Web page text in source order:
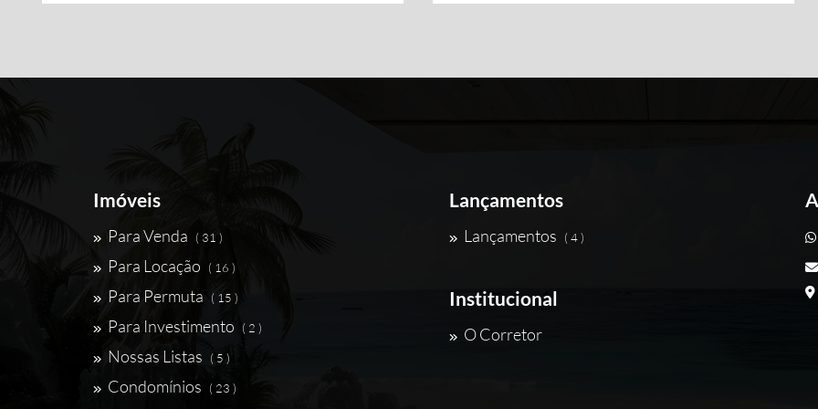
Imóveis
Para Venda ( 31 )
Para Locação ( 16 )
Para Permuta ( 15 )
Para Investimento ( 2 )
Nossas Listas ( 5 )
Condomínios ( 23 )
Lançamentos
Lançamentos ( 4 )
Institucional
O Corretor